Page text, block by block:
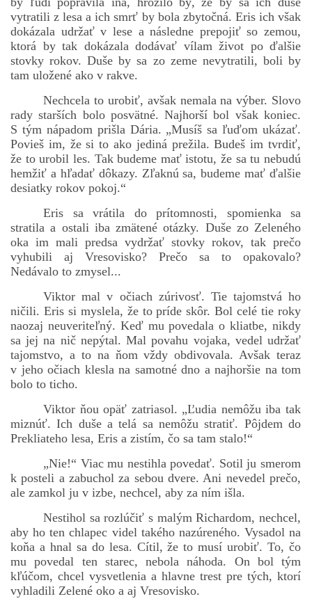
vytratili z lesa a ich smrť by bola zbytočná. Eris ich však
dokázala udržať v lese a následne prepojiť so zemou,
ktorá by tak dokázala dodávať vílam život po ďalšie
stovky rokov. Duše by sa zo zeme nevytratili, boli by
tam uložené ako v rakve.
Nechcela to urobiť, avšak nemala na výber. Slovo
rady starších bolo posvätné. Najhorší bol však koniec.
S tým nápadom prišla Dária. „Musíš sa ľuďom ukázať.
Povieš im, že si to ako jediná prežila. Budeš im tvrdiť,
že to urobil les. Tak budeme mať istotu, že sa tu nebudú
hemžiť a hľadať dôkazy. Zľaknú sa, budeme mať ďalšie
desiatky rokov pokoj.“
Eris sa vrátila do prítomnosti, spomienka sa
stratila a ostali iba zmätené otázky. Duše zo Zeleného
oka im mali predsa vydržať stovky rokov, tak prečo
vyhubili aj Vresovisko? Prečo sa to opakovalo?
Nedávalo to zmysel...
Viktor mal v očiach zúrivosť. Tie tajomstvá ho
ničili. Eris si myslela, že to príde skôr. Bol celé tie roky
naozaj neuveriteľný. Keď mu povedala o kliatbe, nikdy
sa jej na nič nepýtal. Mal povahu vojaka, vedel udržať
tajomstvo, a to na ňom vždy obdivovala. Avšak teraz
v jeho očiach klesla na samotné dno a najhoršie na tom
bolo to ticho.
Viktor ňou opäť zatriasol. „Ľudia nemôžu iba tak
miznúť. Ich duše a telá sa nemôžu stratiť. Pôjdem do
Prekliateho lesa, Eris a zistím, čo sa tam stalo!“
„Nie!“ Viac mu nestihla povedať. Sotil ju smerom
k posteli a zabuchol za sebou dvere. Ani nevedel prečo,
ale zamkol ju v izbe, nechcel, aby za ním išla.
Nestihol sa rozlúčiť s malým Richardom, nechcel,
aby ho ten chlapec videl takého nazúreného. Vysadol na
koňa a hnal sa do lesa. Cítil, že to musí urobiť. To, čo
mu povedal ten starec, nebola náhoda. On bol tým
kľúčom, chcel vysvetlenia a hlavne trest pre tých, ktorí
vyhladili Zelené oko a aj Vresovisko.